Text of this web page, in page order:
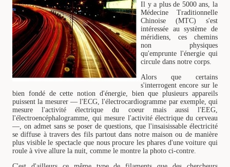
Il y a plus de 5000 ans, la
Médecine Traditionnelle
Chinoise (MTC) s'est
intéressée au système de
méridiens, ces chemins
non physiques
qu'emprunte l'énergie qui
circule dans notre corps.
Alors que certains
s'interrogent encore sur le
bien fondé de cette notion d'énergie, bien que plusieurs appareils
puissent la mesurer — l'ECG, l'électrocardiogramme par exemple, qui
mesure l'activité électrique du coeur mais aussi l'EEG,
l'électroencéphalogramme, qui mesure l'activité électrique du cerveau
—, on admet sans se poser de questions, que l'insaisissable électricité
se diffuse à travers des fils partout dans notre maison ou de manière
plus visible le spectacle que nous procure les phares d'une voiture qui
roule à vive allure la nuit, comme le montre la photo ci-contre.